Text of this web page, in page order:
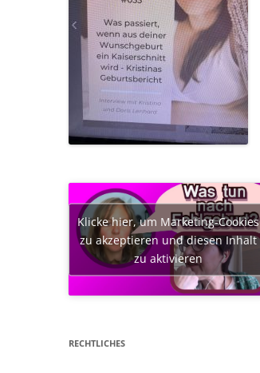
Klicke hier, um Marketing-Cookies
zu akzeptieren und diesen Inhalt
zu aktivieren
RECHTLICHES